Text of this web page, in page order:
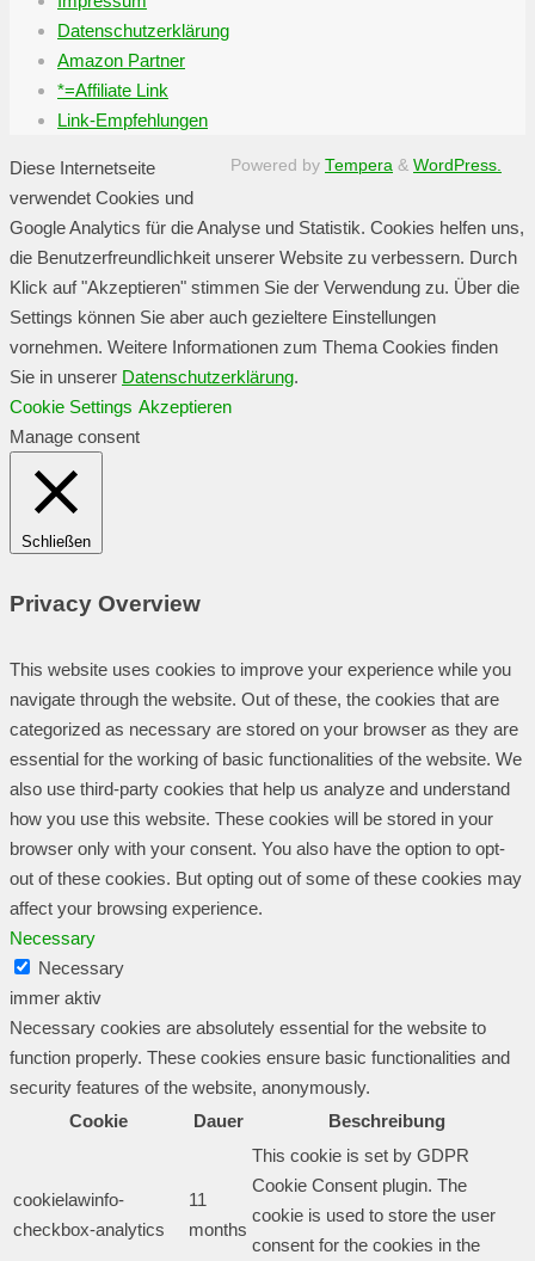
Datenschutzerklärung
Amazon Partner
*=Affiliate Link
Link-Empfehlungen
Powered by Tempera & WordPress.
Diese Internetseite
verwendet Cookies und
Google Analytics für die Analyse und Statistik. Cookies helfen uns,
die Benutzerfreundlichkeit unserer Website zu verbessern. Durch
Klick auf "Akzeptieren" stimmen Sie der Verwendung zu. Über die
Settings können Sie aber auch gezieltere Einstellungen
vornehmen. Weitere Informationen zum Thema Cookies finden
Sie in unserer Datenschutzerklärung.
Cookie Settings Akzeptieren
Manage consent
Schließen
Privacy Overview
This website uses cookies to improve your experience while you
navigate through the website. Out of these, the cookies that are
categorized as necessary are stored on your browser as they are
essential for the working of basic functionalities of the website. We
also use third-party cookies that help us analyze and understand
how you use this website. These cookies will be stored in your
browser only with your consent. You also have the option to opt-
out of these cookies. But opting out of some of these cookies may
affect your browsing experience.
Necessary
Necessary
immer aktiv
Necessary cookies are absolutely essential for the website to
function properly. These cookies ensure basic functionalities and
security features of the website, anonymously.
Cookie
Dauer Beschreibung
cookielawinfo-
checkbox-analytics
11
months
This cookie is set by GDPR
Cookie Consent plugin. The
cookie is used to store the user
consent for the cookies in the